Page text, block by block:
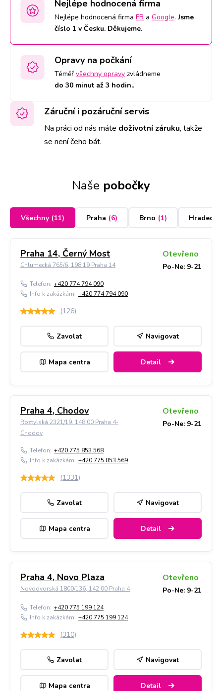
Nejlépe hodnocená firma
Nejlépe hodnocená firma FB a Google.Jsme
číslo 1 v Česku. Děkujeme.
Opravy na počkání
Téměř všechny opravy zvládneme
do 30 minut až 3 hodin..
Záruční i pozáruční servis
Na práci od nás máte doživotní záruku, takže
se není čeho bát.
Naše pobočky
Všechny (11) Praha (6) Brno (1) Hradec
Praha 14, Černý Most
Chlumecká 765/6, 198 19 Praha 14
Otevřeno
Po-Ne: 9-21
Telefon: +420 774 794 090
Info k zakázkám: +420 774 794 090
(126)
Zavolat Navigovat
Mapa centra Detail
Praha 4, Chodov
Roztylská 2321/19, 148 00 Praha 4-
Chodov
Otevřeno
Po-Ne: 9-21
Telefon: +420 775 853 568
Info k zakázkám: +420 775 853 569
(1331)
Zavolat Navigovat
Mapa centra Detail
Praha 4, Novo Plaza
Novodvorská 1800/136, 142 00 Praha 4
Otevřeno
Po-Ne: 9-21
Telefon: +420 775 199 124
Info k zakázkám: +420 775 199 124
(310)
Zavolat Navigovat
Mapa centra Detail